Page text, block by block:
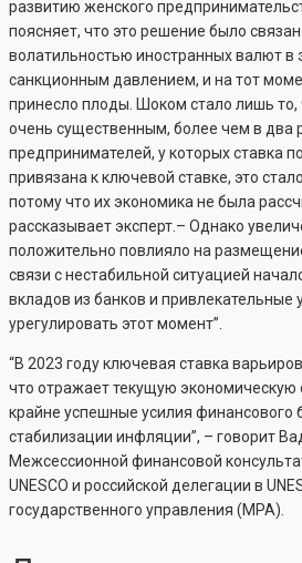
развитию женского
поясняет, что это решение было
волатильностью иностранных валют в
санкционным давлением, и на тот
принесло плоды. Шоком стало лишь
очень существенным, более чем в два
предпринимателей, у которых ставка
привязана к ключевой ставке, это
потому что их экономика не была
рассказывает эксперт.– Однако
положительно повлияло на
связи с нестабильной ситуацией
вкладов из банков и привлекательные
урегулировать этот момент”.
“В 2023 году ключевая ставка
что отражает текущую
крайне успешные усилия финансового
стабилизации инфляции”, – говорит
Межсессионной финансовой
UNESCO и российской делегации в
государственного управления (MPA).